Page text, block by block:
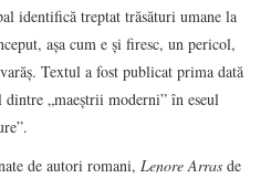
identifică treptat trăsături umane la
așa cum e și firesc, un pericol,
Textul a fost publicat prima dată
„maeștrii moderni” în eseul
de autori romani,Lenore Arrasde